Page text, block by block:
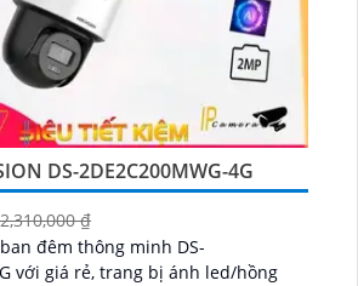
DS-2DE2C200MWG-4G
2,310,000 ₫
đêm thông minh DS-
với giá rẻ, trang bị ánh led/hồng